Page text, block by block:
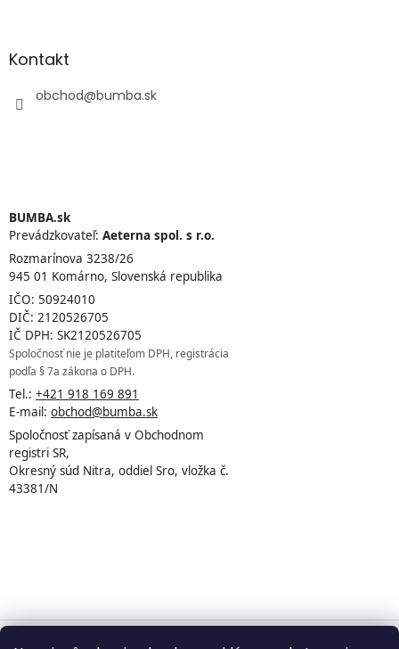
Kontakt
obchod@bumba.sk
BUMBA.sk
Prevádzkovateľ: Aeterna spol. s r.o.
Rozmarínova 3238/26
945 01 Komárno, Slovenská republika
IČO: 50924010
DIČ: 2120526705
IČ DPH: SK2120526705
Spoločnosť nie je platiteľom DPH, registrácia
podľa § 7a zákona o DPH.
Tel.: +421 918 169 891
E-mail: obchod@bumba.sk
Spoločnosť zapísaná v Obchodnom
registri SR,
Okresný súd Nitra, oddiel Sro, vložka č.
43381/N